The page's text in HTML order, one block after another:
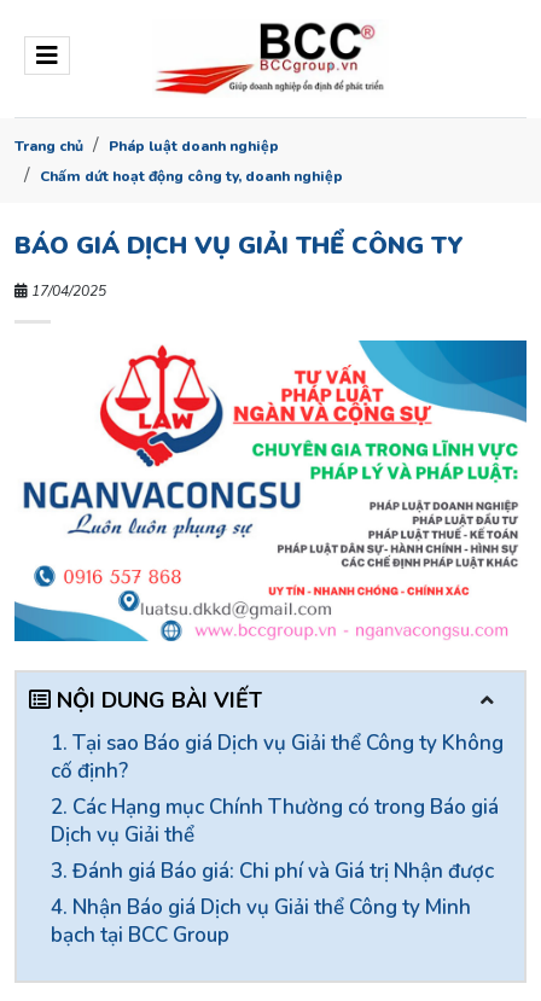
Trang chủ
Pháp luật doanh nghiệp
Chấm dứt hoạt động công ty, doanh nghiệp
BÁO GIÁ DỊCH VỤ GIẢI THỂ CÔNG TY
17/04/2025
NỘI DUNG BÀI VIẾT
1. Tại sao Báo giá Dịch vụ Giải thể Công ty Không
cố định?
2. Các Hạng mục Chính Thường có trong Báo giá
Dịch vụ Giải thể
3. Đánh giá Báo giá: Chi phí và Giá trị Nhận được
4. Nhận Báo giá Dịch vụ Giải thể Công ty Minh
bạch tại BCC Group